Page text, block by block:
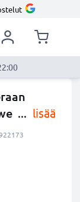
... lisää